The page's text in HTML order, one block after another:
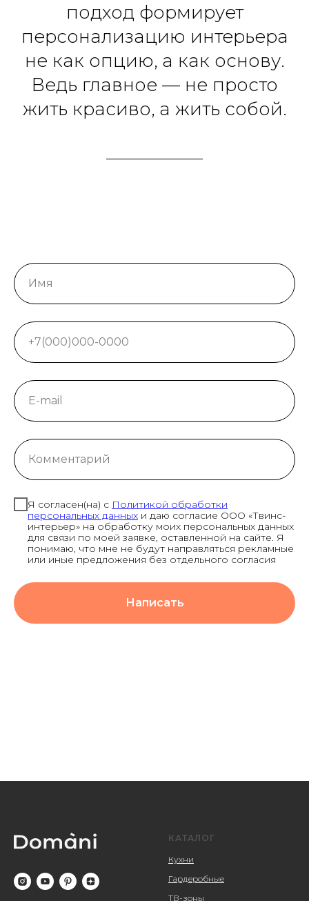
подход формирует
персонализацию интерьера
не как опцию, а как основу.
Ведь главное — не просто
жить красиво, а жить собой.
Я согласен(на) с Политикой обработки
персональных данных и даю согласие ООО «Твинс-
интерьер» на обработку моих персональных данных
для связи по моей заявке, оставленной на сайте. Я
понимаю, что мне не будут направляться рекламные
или иные предложения без отдельного согласия
Написать
КАТАЛОГ
Кухни
Гардеробные
ТВ-зоны